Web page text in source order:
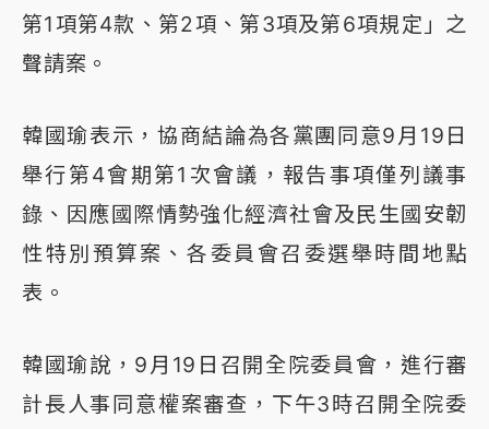
第1項第4款、第2項、第3項及第6項規定」之
聲請案。
韓國瑜表示，協商結論為各黨團同意9月19日
舉行第4會期第1次會議，報告事項僅列議事
錄、因應國際情勢強化經濟社會及民生國安韌
性特別預算案、各委員會召委選舉時間地點
表。
韓國瑜說，9月19日召開全院委員會，進行審
計長人事同意權案審查，下午3時召開全院委